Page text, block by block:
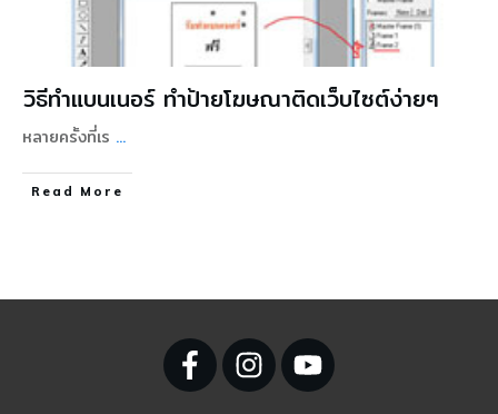
วิธีทําแบนเนอร์ ทําป้ายโฆษณาติดเว็บไซต์ง่ายๆ
หลายครั้งที่เร ...
Read More